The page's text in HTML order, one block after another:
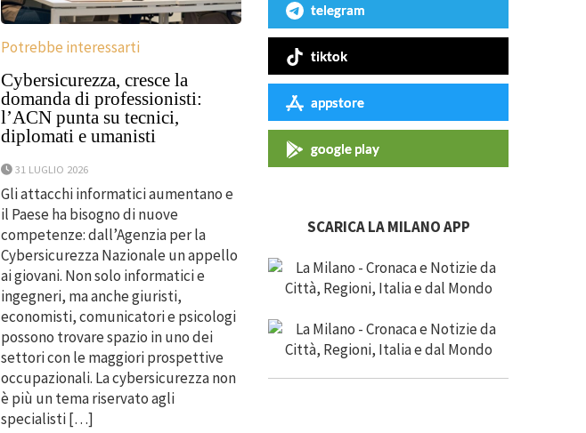
Potrebbe interessarti
Cybersicurezza, cresce la
domanda di professionisti:
l’ACN punta su tecnici,
diplomati e umanisti
31 LUGLIO 2026
Gli attacchi informatici aumentano e
il Paese ha bisogno di nuove
competenze: dall’Agenzia per la
Cybersicurezza Nazionale un appello
ai giovani. Non solo informatici e
ingegneri, ma anche giuristi,
economisti, comunicatori e psicologi
possono trovare spazio in uno dei
settori con le maggiori prospettive
occupazionali. La cybersicurezza non
è più un tema riservato agli
specialisti […]
telegram
tiktok
appstore
google play
SCARICA LA MILANO APP